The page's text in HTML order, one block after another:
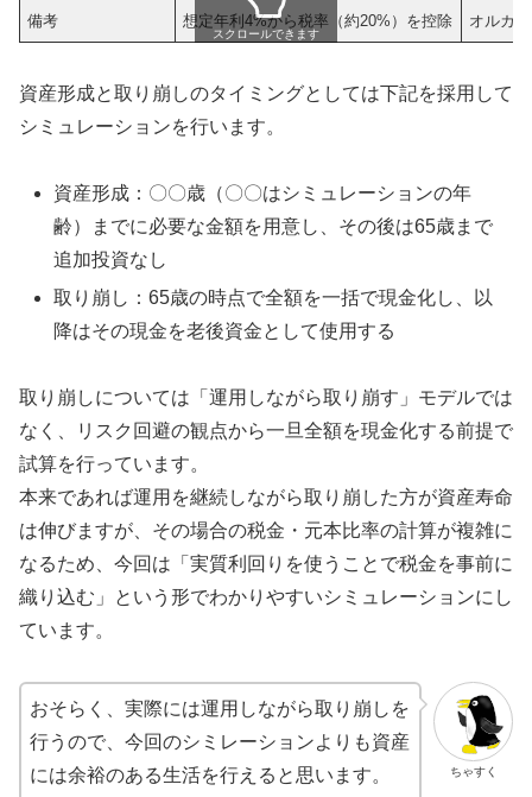
備考 想定年利4%から税率（約20%）を控除 オルカ
スクロールできます
資産形成と取り崩しのタイミングとしては下記を採用して
シミュレーションを行います。
資産形成：〇〇歳（〇〇はシミュレーションの年
齢）までに必要な金額を用意し、その後は65歳まで
追加投資なし
取り崩し：65歳の時点で全額を一括で現金化し、以
降はその現金を老後資金として使用する
取り崩しについては「運用しながら取り崩す」モデルでは
なく、リスク回避の観点から一旦全額を現金化する前提で
試算を行っています。
本来であれば運用を継続しながら取り崩した方が資産寿命
は伸びますが、その場合の税金・元本比率の計算が複雑に
なるため、今回は「実質利回りを使うことで税金を事前に
織り込む」という形でわかりやすいシミュレーションにし
ています。
ちゃすく
おそらく、実際には運用しながら取り崩しを
行うので、今回のシミレーションよりも資産
には余裕のある生活を行えると思います。